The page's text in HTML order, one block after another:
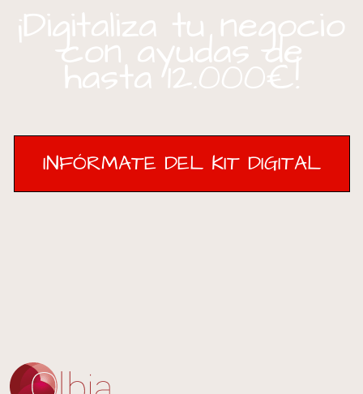
¡Digitaliza tu negocio
con ayudas de
hasta 12.000€!
INFÓRMATE DEL KIT DIGITAL
INFÓRMATE DEL KIT DIGITAL